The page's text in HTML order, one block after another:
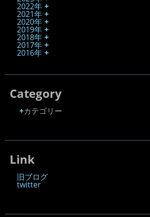
2022年
2021年
2020年
2019年
2018年
2017年
2016年
Category
カテゴリー
Link
旧ブログ
twitter